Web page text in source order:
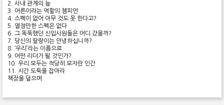
2. 사내 관계의 늪
3. 어른이라는 역할의 챔피언
4. 스펙이 없어 아무 것도 못 한다고?
5. 열정만한 스펙은 없다
6. 그 똑똑했던 신입사원들은 어디 갔을까?
7. 당신의 딸랑이는 안녕하십니까?
8. ‘우리’라는 이름으로
9. 어떤 리더가 될 것인가?
10. 우리 모두는 적당히 모자란 인간
11. 시간 도둑을 잡아라
책장을 덮으며